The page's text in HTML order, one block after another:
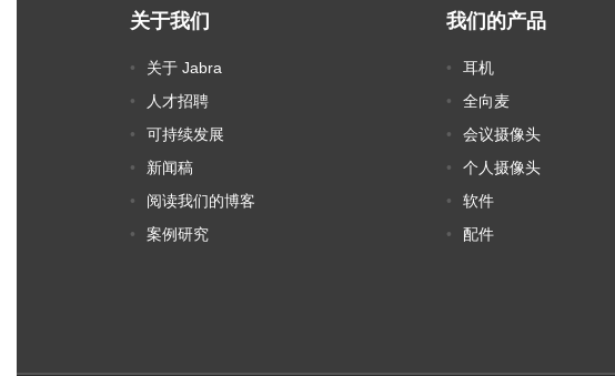
关于我们
关于 Jabra
人才招聘
可持续发展
新闻稿
阅读我们的博客
案例研究
我们的产品
耳机
全向麦
会议摄像头
个人摄像头
软件
配件